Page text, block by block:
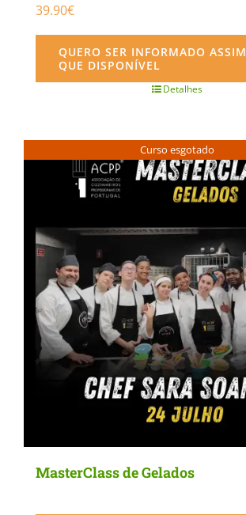
39.90€
QUERO SER INFORMADO ASSIM
QUE DISPONÍVEL
Detalhes
Curso esgotado
MasterClass de Gelados